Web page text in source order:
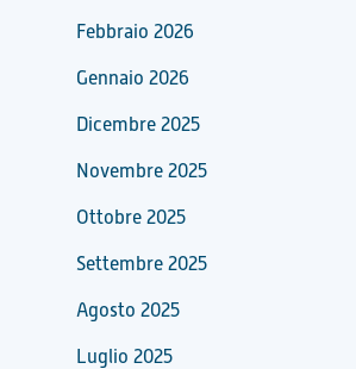
Febbraio 2026
Gennaio 2026
Dicembre 2025
Novembre 2025
Ottobre 2025
Settembre 2025
Agosto 2025
Luglio 2025